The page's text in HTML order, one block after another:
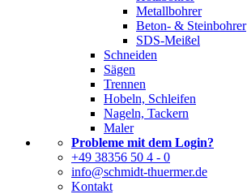
Metallbohrer
Beton- & Steinbohrer
SDS-Meißel
Schneiden
Sägen
Trennen
Hobeln, Schleifen
Nageln, Tackern
Maler
Probleme mit dem Login?
+49 38356 50 4 - 0
info@schmidt-thuermer.de
Kontakt